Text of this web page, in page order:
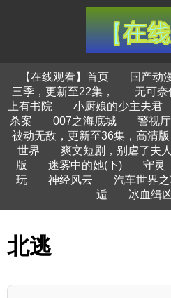
【在线观看】首页
国产动
三季，更新至22集，
无可奈
上有书院
小厨娘的少主夫君
杀案
007之海底城 警视
被动无敌，更新至36集，高清版
世界
爽文短剧，别虐了夫
版
迷雾中的她(下) 守灵
玩
神经风云 汽车世界
逅
冰血缉
北逃